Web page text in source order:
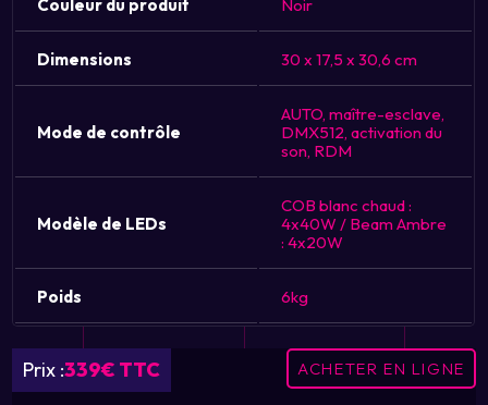
Couleur du produit Noir
Dimensions 30 x 17,5 x 30,6 cm
Mode de contrôle
AUTO, maître-esclave,
DMX512, activation du
son, RDM
Modèle de LEDs
COB blanc chaud :
4x40W / Beam Ambre
: 4x20W
Poids 6kg
Prix :339€ TTC ACHETER EN LIGNE